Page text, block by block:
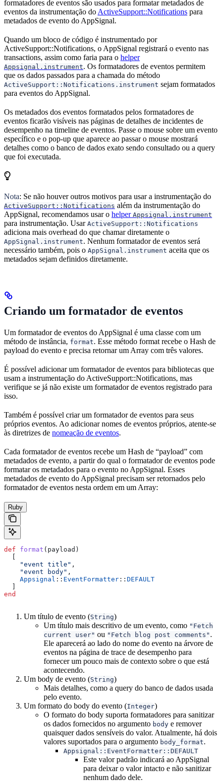
formatadores de eventos são usados para formatar metadados de
eventos da instrumentação do ActiveSupport::Notifications para
metadados de evento do AppSignal.
Quando um bloco de código é instrumentado por
ActiveSupport::Notifications, o AppSignal registrará o evento nas
transactions, assim como faria para o helper
Appsignal.instrument. Os formatadores de eventos permitem
que os dados passados para a chamada do método
ActiveSupport::Notifications.instrument sejam formatados
para eventos do AppSignal.
Os metadados dos eventos formatados pelos formatadores de
eventos ficarão visíveis nas páginas de detalhes de incidentes de
desempenho na timeline de eventos. Passe o mouse sobre um evento
específico e o pop-up que aparece ao passar o mouse mostrará
detalhes como o banco de dados exato sendo consultado ou a query
que foi executada.
Nota: Se não houver outros motivos para usar a instrumentação do
ActiveSupport::Notifications além da instrumentação do
AppSignal, recomendamos usar o helper Appsignal.instrument
para instrumentação. Usar ActiveSupport::Notifications
adiciona mais overhead do que chamar diretamente o
AppSignal.instrument. Nenhum formatador de eventos será
necessário também, pois o AppSignal.instrument aceita que os
metadados sejam definidos diretamente.
Criando um formatador de eventos
Um formatador de eventos do AppSignal é uma classe com um
método de instância, format. Esse método format recebe o Hash de
payload do evento e precisa retornar um Array com três valores.
É possível adicionar um formatador de eventos para bibliotecas que
usam a instrumentação do ActiveSupport::Notifications, mas
verifique se já não existe um formatador de eventos registrado para
isso.
Também é possível criar um formatador de eventos para seus
próprios eventos. Ao adicionar nomes de eventos próprios, atente-se
às diretrizes de nomeação de eventos.
Cada formatador de eventos recebe um Hash de “payload” com
metadados de evento, a partir do qual o formatador de eventos pode
formatar os metadados para o evento no AppSignal. Esses
metadados de evento do AppSignal precisam ser retornados pelo
formatador de eventos nesta ordem em um Array:
Ruby
def format ( payload )
  [
    "event title"
,
    "event body"
,
    Appsignal
:: EventFormatter :: DEFAULT
  ]
end
Um título de evento (String)
Um título mais descritivo de um evento, como "Fetch
current user" ou "Fetch blog post comments" .
Ele aparecerá ao lado do nome do evento na árvore de
eventos na página de trace de desempenho para
fornecer um pouco mais de contexto sobre o que está
acontecendo.
Um body de evento (String)
Mais detalhes, como a query do banco de dados usada
pelo evento.
Um formato do body do evento (Integer)
O formato do body suporta formatadores para sanitizar
os dados fornecidos no argumento body e remover
quaisquer dados sensíveis do valor. Atualmente, há dois
valores suportados para o argumento body_format.
Appsignal::EventFormatter::DEFAULT
Este valor padrão indicará ao AppSignal
para deixar o valor intacto e não sanitizar
nenhum dado dele.